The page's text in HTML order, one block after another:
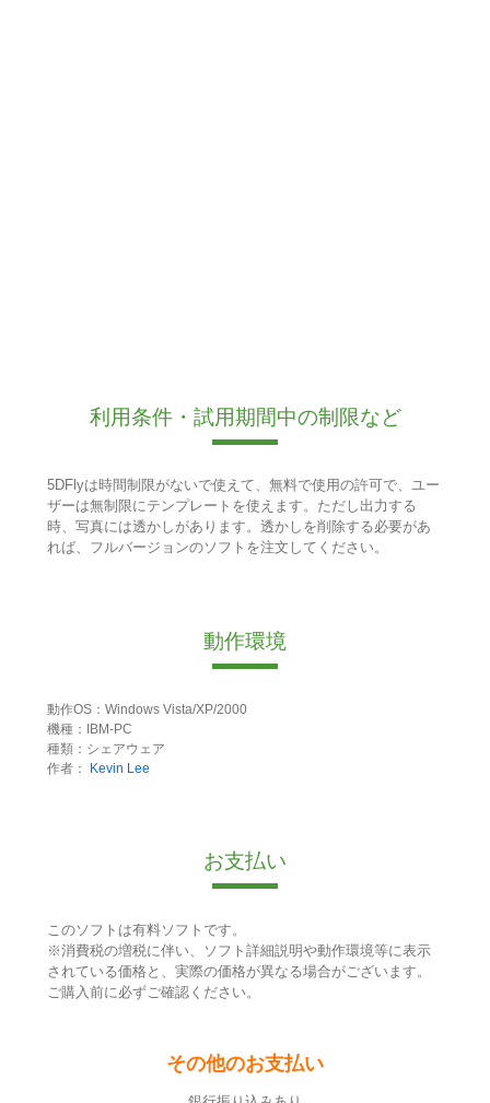
利用条件・試用期間中の制限など
5DFlyは時間制限がないで使えて、無料で使用の許可で、ユー
ザーは無制限にテンプレートを使えます。ただし出力する
時、写真には透かしがあります。透かしを削除する必要があ
れば、フルバージョンのソフトを注文してください。
動作環境
動作OS：Windows Vista/XP/2000
機種：IBM-PC
種類：シェアウェア
作者：
Kevin Lee
お支払い
このソフトは有料ソフトです。
※消費税の増税に伴い、ソフト詳細説明や動作環境等に表示
されている価格と、実際の価格が異なる場合がございます。
ご購入前に必ずご確認ください。
その他のお支払い